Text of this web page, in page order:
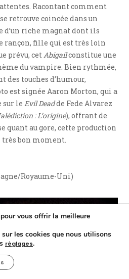
Racontant comment
retrouve coincée dans un
riche magnat dont ils
rançon, fille qui est très loin
prévu, cetAbigailconstitue une
du vampire. Bien rythmée,
des touches d’humour,
est signée Aaron Morton, qui a
sur leEvil Deadde Fede Alvarez
: L’origine), offrant de
quant au gore, cette production
bon moment.
Royaume-Uni)
vous offrir la meilleure
les cookies que nous utilisons
réglages.